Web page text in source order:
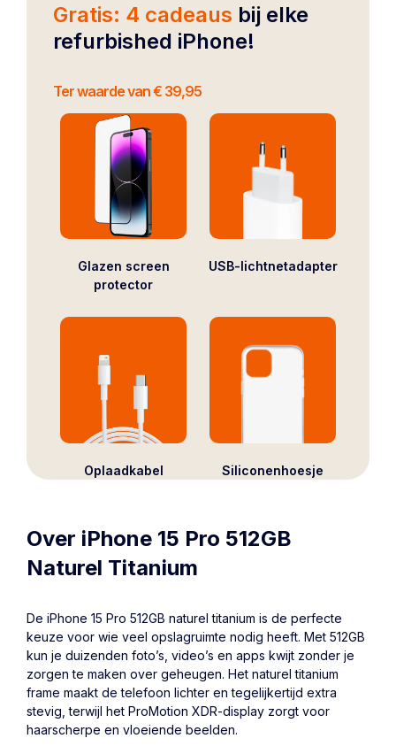
Gratis: 4 cadeaus bij elke
refurbished iPhone!
Ter waarde van € 39,95
Glazen screen
protector
USB-lichtnetadapter
Oplaadkabel Siliconenhoesje
Over iPhone 15 Pro 512GB
Naturel Titanium
De iPhone 15 Pro 512GB naturel titanium is de perfecte
keuze voor wie veel opslagruimte nodig heeft. Met 512GB
kun je duizenden foto’s, video’s en apps kwijt zonder je
zorgen te maken over geheugen. Het naturel titanium
frame maakt de telefoon lichter en tegelijkertijd extra
stevig, terwijl het ProMotion XDR-display zorgt voor
haarscherpe en vloeiende beelden.